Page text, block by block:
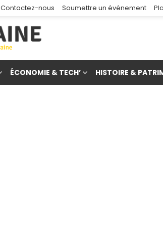
Contactez-nous Soumettre un événement
ÉCONOMIE & TECH’ HISTOIRE &